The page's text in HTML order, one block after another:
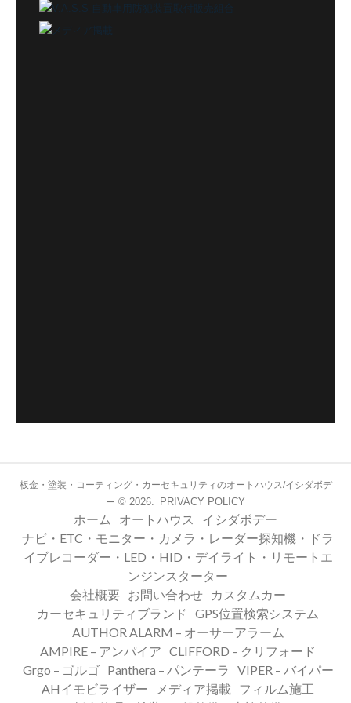
板金・塗装・コーティング・カーセキュリティのオートハウス/イシダボデ
ー © 2026. PRIVACY POLICY
ホーム オートハウス
イシダボデー
ナビ・ETC・モニター・カメラ・レーダー探知機・ドラ
イブレコーダー・LED・HID・デイライト・リモートエ
ンジンスターター
会社概要 お問い合わせ
カスタムカー
カーセキュリティブランド
GPS位置検索システム
AUTHOR ALARM – オーサーアラーム
AMPIRE – アンパイア CLIFFORD – クリフォード
Grgo – ゴルゴ
Panthera – パンテーラ
VIPER – バイパー
AHイモビライザー
メディア掲載
フィルム施工